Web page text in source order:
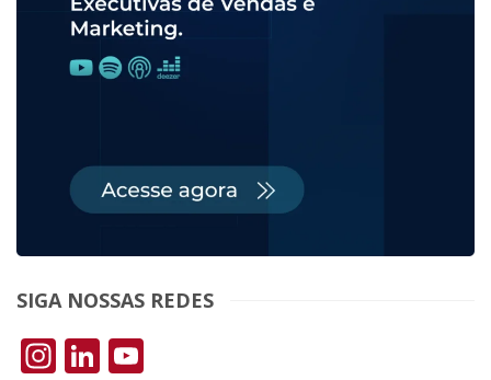
SIGA NOSSAS REDES
Instagram
LinkedIn